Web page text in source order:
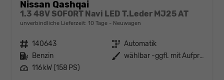
Nissan Qashqai
1.3 48V SOFORT Navi LED T.Leder MJ25 AT
unverbindliche Lieferzeit: 10 Tage Neuwagen
Fahrzeugnr. 140643 Getriebe Automatik
Kraftstoff Benzin Außenfarbe
wählbar -ggfl. mit Aufpreis-
Leistung 116 kW (158 PS)